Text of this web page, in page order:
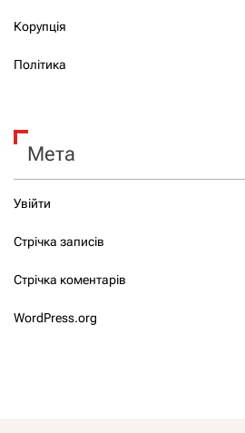
Корупція
Політика
Мета
Увійти
Стрічка записів
Стрічка коментарів
WordPress.org